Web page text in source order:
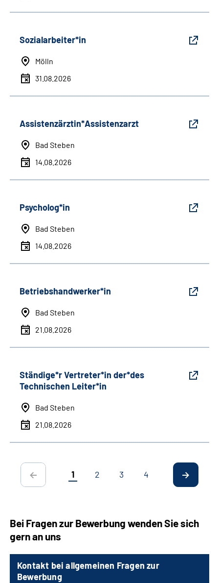
Sozialarbeiter*in
Mölln
31.08.2026
Assistenzärztin*Assistenzarzt
Bad Steben
14.08.2026
Psycholog*in
Bad Steben
14.08.2026
Betriebshandwerker*in
Bad Steben
21.08.2026
Ständige*r Vertreter*in der*des
Technischen Leiter*in
Bad Steben
21.08.2026
1 2 3 4
Bei Fragen zur Bewerbung wenden Sie sich
gern an uns
Kontakt bei allgemeinen Fragen zur
Bewerbung